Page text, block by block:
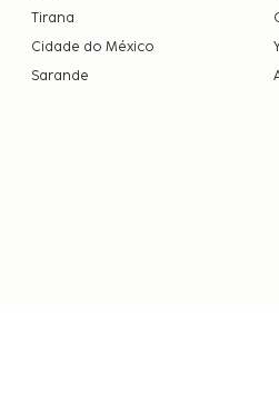
Tirana
Cidade do México
Sarande